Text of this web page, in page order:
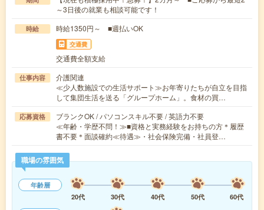
～3日後の就業も相談可能です！
時給 時給1350円～ ■週払いOK
交通費
交通費全額支給
仕事内容
介護関連
≪少人数施設での生活サポート≫お年寄りたちが自立を目指
して集団生活を送る「グループホーム」。食材の買…
応募資格
ブランクOK / パソコンスキル不要 / 英語力不要
≪年齢・学歴不問！≫■資格と実務経験をお持ちの方＊履歴
書不要＊面談確約≪待遇≫・社会保険完備・社員登…
職場の雰囲気
年齢層
20代
30代 40代 50代
60代